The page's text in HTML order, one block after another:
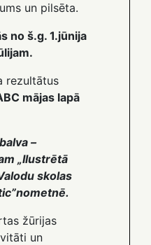
un pilsēta.
no š.g. 1.jūnija
rezultātus
mājas lapā
–
„Ilustrētā
skolas
žūrijas
un